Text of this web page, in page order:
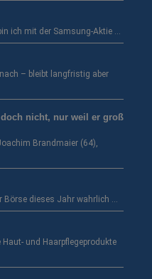
ich mit der Samsung-Aktie …
– bleibt langfristig aber
nicht, nur weil er groß
Brandmaier (64),
Börse dieses Jahr wahrlich …
und Haarpflegeprodukte